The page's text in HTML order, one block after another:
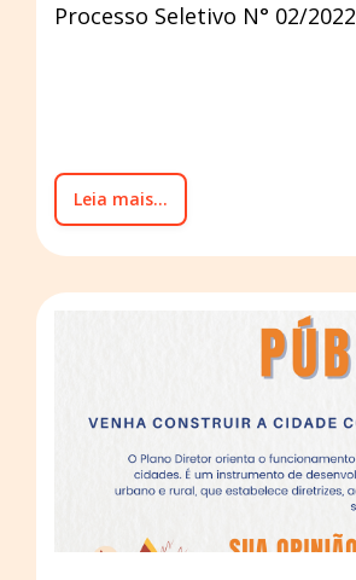
Processo Seletivo N° 02/2022
Leia mais...